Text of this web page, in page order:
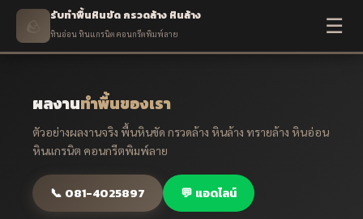
รับทำพื้นหินขัด กรวดล้าง หินล้าง
หินอ่อน หินแกรนิต คอนกรีตพิมพ์ลาย ☰
ผลงานทำพื้นของเรา
ตัวอย่างผลงานจริง พื้นหินขัด กรวดล้าง หินล้าง ทรายล้าง หินอ่อน
หินแกรนิต คอนกรีตพิมพ์ลาย
📞 081-4025897 💬 แอดไลน์